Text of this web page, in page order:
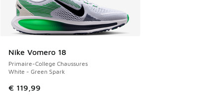
Nike Vomero 18
Primaire-College Chaussures
White - Green Spark
€ 119,99